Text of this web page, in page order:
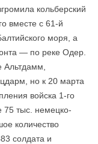
кольберский
вместе с 61-й
моря, а
— по реке Одер.
Альтдамм,
но к 20 марта
войска 1-го
75 тыс. немецко-
количество
солдата и